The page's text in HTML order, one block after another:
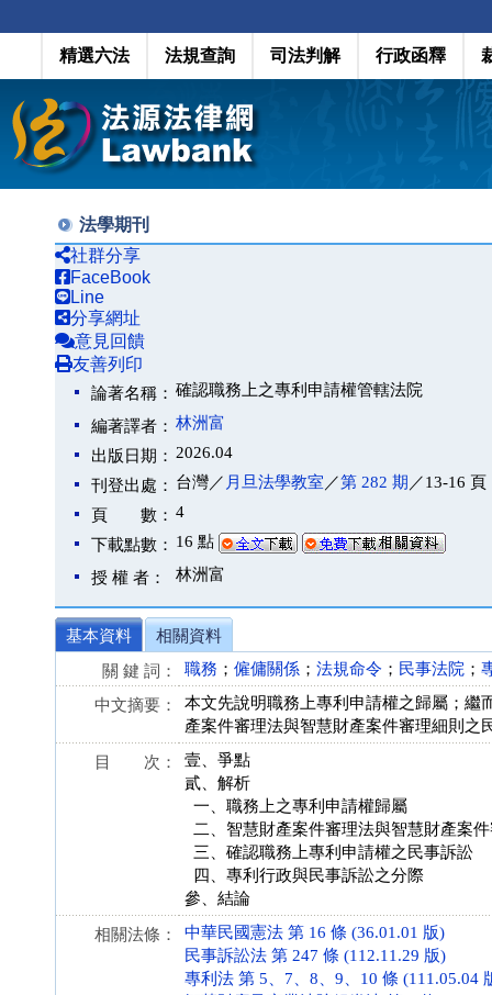
精選六法 法規查詢 司法判解 行政函釋
法學期刊
社群分享
FaceBook
Line
分享網址
意見回饋
友善列印
論著名稱： 確認職務上之專利申請權管轄法院
編著譯者： 林洲富
出版日期： 2026.04
刊登出處： 台灣／ 月旦法學教室 ／第 282 期 ／13-16 頁
頁 數： 4
下載點數： 16 點
授 權 者： 林洲富
基本資料
相關資料
關 鍵 詞：
職務 ； 僱傭關係 ； 法規命令 ； 民事法院 ；
中文摘要：
本文先說明職務上專利申請權之歸屬；繼
產案件審理法與智慧財產案件審理細則之
目 次：
壹、爭點
貳、解析
一、職務上之專利申請權歸屬
二、智慧財產案件審理法與智慧財產案
三、確認職務上專利申請權之民事訴訟
四、專利行政與民事訴訟之分際
參、結論
相關法條：
中華民國憲法 第 16 條 (36.01.01 版)
民事訴訟法 第 247 條 (112.11.29 版)
專利法 第 5、7、8、9、10 條 (111.05.04